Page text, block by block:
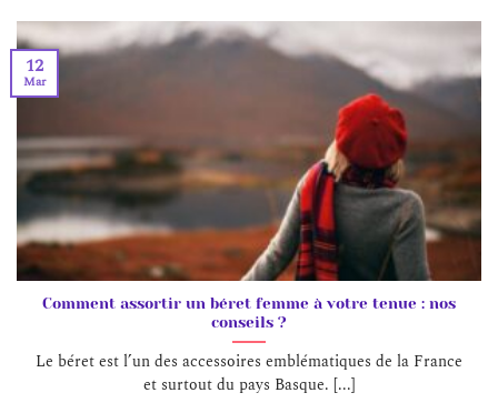
Comment assortir un béret femme à votre tenue : nos
conseils ?
Le béret est l’un des accessoires emblématiques de la France
et surtout du pays Basque. [...]
12
Mar